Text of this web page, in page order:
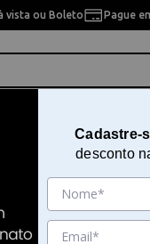
vista ou Boleto Pague
Pintura
Marte Filbert
Cadastre-
desconto